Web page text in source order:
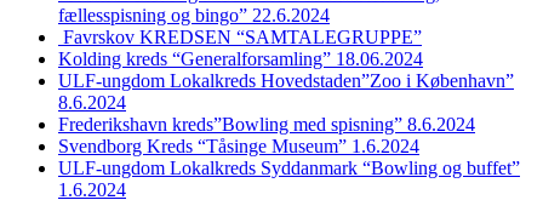
fællesspisning og bingo” 22.6.2024
Favrskov KREDSEN “SAMTALEGRUPPE”
Kolding kreds “Generalforsamling” 18.06.2024
ULF-ungdom Lokalkreds Hovedstaden”Zoo i København”
8.6.2024
Frederikshavn kreds”Bowling med spisning” 8.6.2024
Svendborg Kreds “Tåsinge Museum” 1.6.2024
ULF-ungdom Lokalkreds Syddanmark “Bowling og buffet”
1.6.2024